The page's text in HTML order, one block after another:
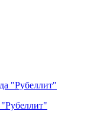
"Рубеллит"